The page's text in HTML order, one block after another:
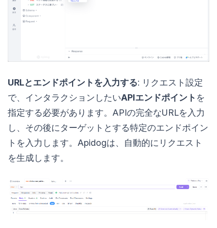
URLとエンドポイントを入力する: リクエスト設定
で、インタラクションしたいAPIエンドポイント を
指定する必要があります。APIの完全なURLを入力
し、その後にターゲットとする特定のエンドポイン
トを入力します。Apidogは、自動的にリクエスト
を生成します。